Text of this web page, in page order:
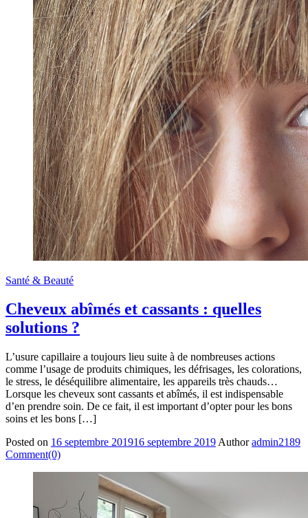
Santé & Beauté
Cheveux abîmés et cassants : quelles
solutions ?
L’usure capillaire a toujours lieu suite à de nombreuses actions
comme l’usage de produits chimiques, les défrisages, les colorations,
le stress, le déséquilibre alimentaire, les appareils très chauds…
Lorsque les cheveux sont cassants et abîmés, il est indispensable
d’en prendre soin. De ce fait, il est important d’opter pour les bons
soins et les bons […]
Posted on 16 septembre 201916 septembre 2019 Author admin2189
Comment(0)